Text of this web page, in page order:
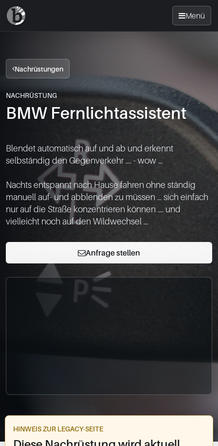
Menü
Nachrüsten
News
Standorte
Kontakt
0049-861-900290
Nachrüstungen
NACHRÜSTUNG
BMW Fernlichtassistent
Blendet automatisch auf und ab und erkennt
selbständig den Gegenverkehr .... - wow ...
Nachts entspannt nach Hause fahren ohne ständig
manuell auf- und abblenden zu müssen ... sich einfach
nur auf die Straße konzentrieren können .... und
Anfrage stellen
HINWEIS ZUR LEGACY-SEITE